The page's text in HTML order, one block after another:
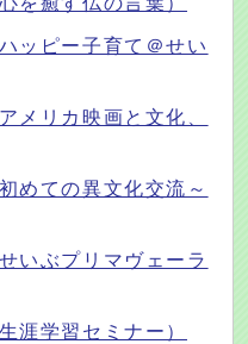
ッピー子育て＠せい
メリカ映画と文化、
めての異文化交流～
いぶプリマヴェーラ
涯学習セミナー）